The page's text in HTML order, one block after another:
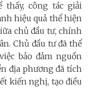
công tác giải
hiệu quả thể hiện
chủ đầu tư, chính
Chủ đầu tư đã thể
bảo đảm nguồn
địa phương đã tích
kiến nghị, tạo điều